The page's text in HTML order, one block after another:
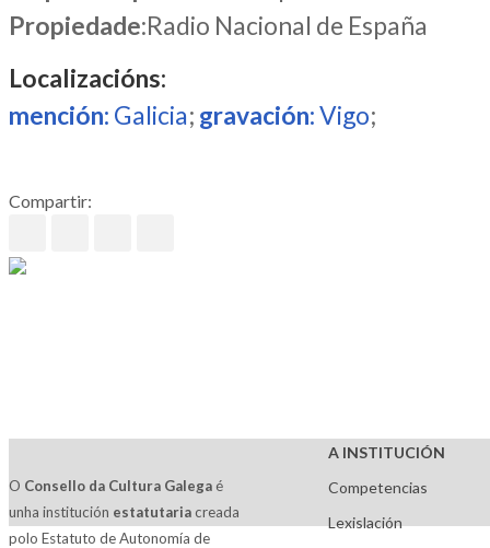
Propiedade:Radio Nacional de España
Localizacións:
mención: Galicia; gravación:Vigo;
Compartir:
O Consello da Cultura Galega é
unha institución estatutariacreada
polo Estatuto de Autonomía de
A INSTITUCIÓN
Competencias
Lexislación